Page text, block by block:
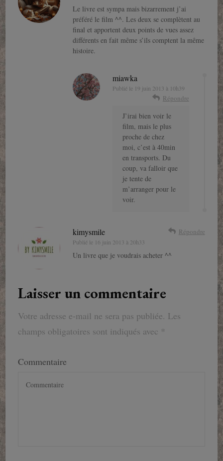
Le livre est sympa mais bizarrement j’ai
préféré le film ^^. Les deux se complètent au
final et apportent deux points de vues assez
différents en fait même s’ils comptent la même
histoire.
miawka
Publié le 19 juin 2013 à 10h39
Répondre
J’irai bien voir le
film, mais le plus
proche de chez
moi, c’est à 40min
en transports. Du
coup, va falloir que
je tente de
m’arranger pour le
voir.
kimysmile
Publié le 16 juin 2013 à 20h33
Répondre
Un livre que je voudrais acheter ^^
Laisser un commentaire
Votre adresse e-mail ne sera pas publiée. Les
champs obligatoires sont indiqués avec *
Commentaire